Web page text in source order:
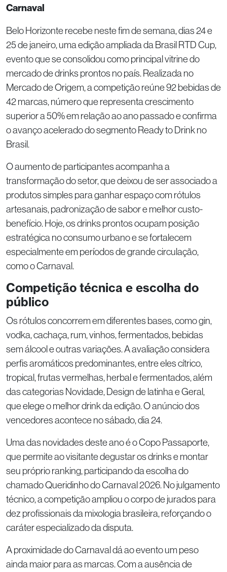
Carnaval
Belo Horizonte recebe neste fim de semana, dias 24 e
25 de janeiro, uma edição ampliada da Brasil RTD Cup,
evento que se consolidou como principal vitrine do
mercado de drinks prontos no país. Realizada no
Mercado de Origem, a competição reúne 92 bebidas de
42 marcas, número que representa crescimento
superior a 50% em relação ao ano passado e confirma
o avanço acelerado do segmento Ready to Drink no
Brasil.
O aumento de participantes acompanha a
transformação do setor, que deixou de ser associado a
produtos simples para ganhar espaço com rótulos
artesanais, padronização de sabor e melhor custo-
benefício. Hoje, os drinks prontos ocupam posição
estratégica no consumo urbano e se fortalecem
especialmente em períodos de grande circulação,
como o Carnaval.
Competição técnica e escolha do
público
Os rótulos concorrem em diferentes bases, como gin,
vodka, cachaça, rum, vinhos, fermentados, bebidas
sem álcool e outras variações. A avaliação considera
perfis aromáticos predominantes, entre eles cítrico,
tropical, frutas vermelhas, herbal e fermentados, além
das categorias Novidade, Design de latinha e Geral,
que elege o melhor drink da edição. O anúncio dos
vencedores acontece no sábado, dia 24.
Uma das novidades deste ano é o Copo Passaporte,
que permite ao visitante degustar os drinks e montar
seu próprio ranking, participando da escolha do
chamado Queridinho do Carnaval 2026. No julgamento
técnico, a competição ampliou o corpo de jurados para
dez profissionais da mixologia brasileira, reforçando o
caráter especializado da disputa.
A proximidade do Carnaval dá ao evento um peso
ainda maior para as marcas. Com a ausência de